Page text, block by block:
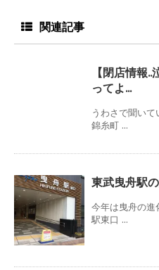
関連記事
【閉店情報
ってよ...
うわさで聞い
錦糸町 ...
東武曳舟駅
今年は曳舟の
駅東口 ...